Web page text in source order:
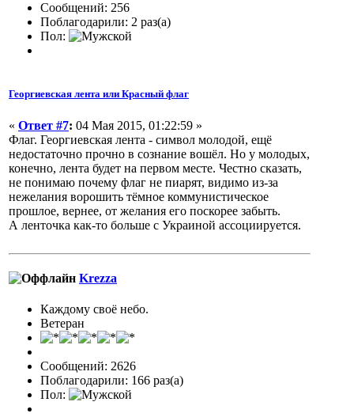
Сообщений: 256
Поблагодарили: 2 раз(а)
Пол:
Георгиевская лента или Красный флаг
« Ответ #7: 04 Мая 2015, 01:22:59 »
Флаг. Георгиевская лента - символ молодой, ещё
недостаточно прочно в сознание вошёл. Но у молодых,
конечно, лента будет на первом месте. Честно сказать,
не понимаю почему флаг не пиарят, видимо из-за
нежелания ворошить тёмное коммунистическое
прошлое, вернее, от желания его поскорее забыть.
А ленточка как-то больше с Украиной ассоциируется.
Krezza
Каждому своё небо.
Ветеран
Сообщений: 2626
Поблагодарили: 166 раз(а)
Пол: